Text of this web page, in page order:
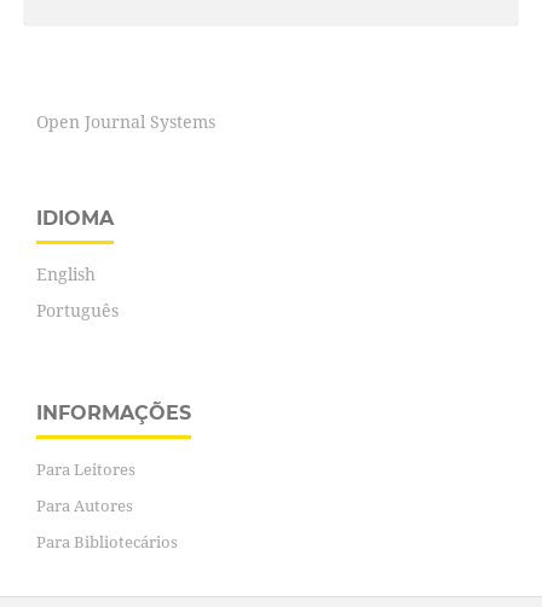
Open Journal Systems
IDIOMA
English
Português
INFORMAÇÕES
Para Leitores
Para Autores
Para Bibliotecários